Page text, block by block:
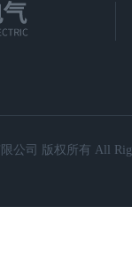
公司 版权所有 All